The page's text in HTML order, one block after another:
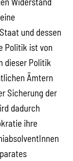
und dessen
Politik ist von
dieser Politik
Ämtern
Sicherung der
dadurch
ihre